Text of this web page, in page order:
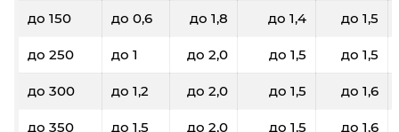
до 150 до 0,6 до 1,8 до 1,4 до 1,5
до 250 до 1 до 2,0 до 1,5 до 1,5
до 300 до 1,2 до 2,0 до 1,5 до 1,6
до 350 до 1,5 до 2,0 до 1,5 до 1,6